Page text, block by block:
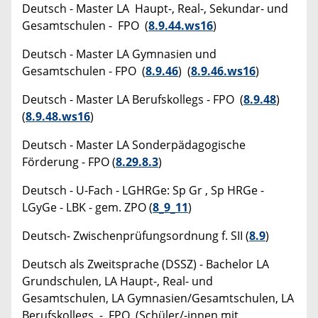
Deutsch - Master LA Haupt-, Real-, Sekundar- und
Gesamtschulen - FPO (8.9.44.ws16)
Deutsch - Master LA Gymnasien und
Gesamtschulen - FPO (8.9.46) (8.9.46.ws16)
Deutsch - Master LA Berufskollegs - FPO (8.9.48)
(8.9.48.ws16)
Deutsch - Master LA Sonderpädagogische
Förderung - FPO (8.29.8.3)
Deutsch - U-Fach - LGHRGe: Sp Gr , Sp HRGe -
LGyGe - LBK - gem. ZPO (8_9_11)
Deutsch- Zwischenprüfungsordnung f. SII (8.9)
Deutsch als Zweitsprache (DSSZ) - Bachelor LA
Grundschulen, LA Haupt-, Real- und
Gesamtschulen, LA Gymnasien/Gesamtschulen, LA